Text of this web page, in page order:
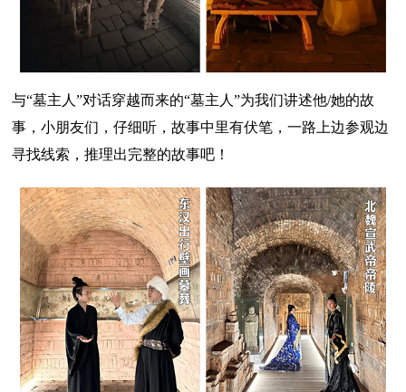
与“墓主人”对话穿越而来的“墓主人”为我们讲述他/她的故
事，小朋友们，仔细听，故事中里有伏笔，一路上边参观边
寻找线索，推理出完整的故事吧！